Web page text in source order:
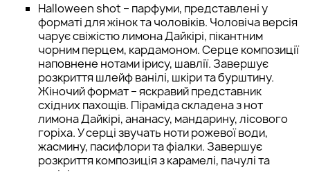
Halloween shot – парфуми, представлені у
форматі для жінок та чоловіків. Чоловіча версія
чарує свіжістю лимона Дайкірі, пікантним
чорним перцем, кардамоном. Серце композиції
наповнене нотами ірису, шавлії. Завершує
розкриття шлейф ванілі, шкіри та бурштину.
Жіночий формат – яскравий представник
східних пахощів. Піраміда складена з нот
лимона Дайкірі, ананасу, мандарину, лісового
горіха. У серці звучать ноти рожевої води,
жасмину, пасифлори та фіалки. Завершує
розкриття композиція з карамелі, пачулі та